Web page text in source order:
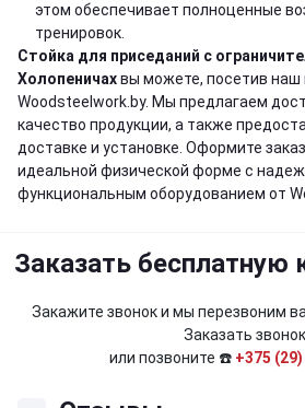
этом обеспечивает полноценные
тренировок.
Стойка для приседаний с
Холопеничахвы можете, посетив наш
Woodsteelwork.by. Мы предлагаем
качество продукции, а также
доставке и установке. Оформите
идеальной физической форме с
функциональным оборудованием от
Заказать бесплатную
Закажите звонок и мы перезвоним
Заказать звонок
или позвоните ☎️ +375